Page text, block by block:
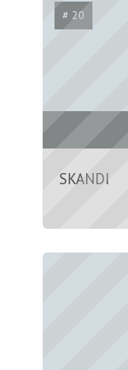
# 20
SKANDI